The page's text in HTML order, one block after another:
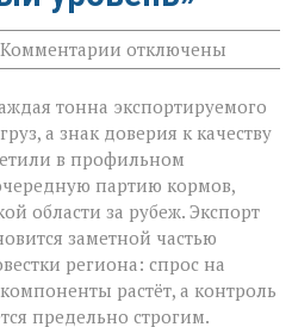
Комментарии к
записи
шрот
выходит
международный
уровень»
отключены
тонна экспортируемого
а знак доверия к качеству
в профильном
партию кормов,
области за рубеж. Экспорт
заметной частью
региона: спрос на
растёт, а контроль
предельно строгим.